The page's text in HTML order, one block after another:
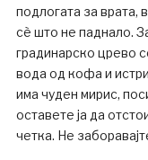
подлогата за врата,
сè што не паднало.
градинарско црево
вода од кофа и
има чуден мирис,
оставете ја да
четка. Не